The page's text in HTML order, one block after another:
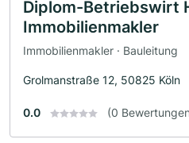
Diplom-Betriebswirt
Immobilienmakler
Immobilienmakler · Bauleitung
Grolmanstraße 12, 50825 Köln
0.0 (0